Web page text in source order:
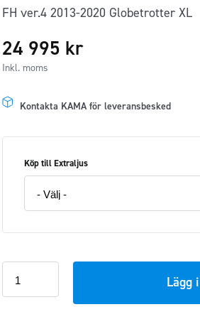
FH ver.4 2013-2020 Globetrotter XL
24 995 kr
Inkl. moms
Kontakta KAMA för leveransbesked
Köp till Extraljus
Lägg